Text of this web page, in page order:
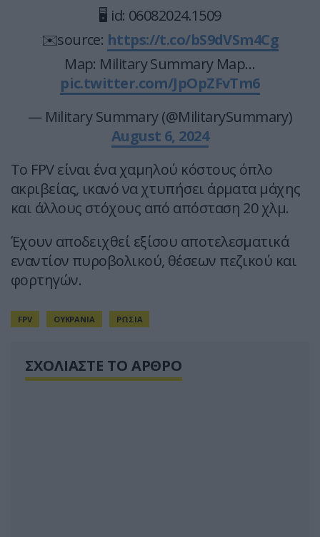
🖥 id: 06082024.1509
✉️source: https://t.co/bS9dVSm4Cg
Map: Military Summary Map…
pic.twitter.com/JpOpZFvTm6
— Military Summary (@MilitarySummary)
August 6, 2024
Το FPV είναι ένα χαμηλού κόστους όπλο
ακριβείας, ικανό να χτυπήσει άρματα μάχης
και άλλους στόχους από απόσταση 20 χλμ.
Έχουν αποδειχθεί εξίσου αποτελεσματικά
εναντίον πυροβολικού, θέσεων πεζικού και
φορτηγών.
FPV ΟΥΚΡΑΝΙΑ ΡΩΣΙΑ
ΣΧΟΛΙΑΣΤΕ ΤΟ ΑΡΘΡΟ